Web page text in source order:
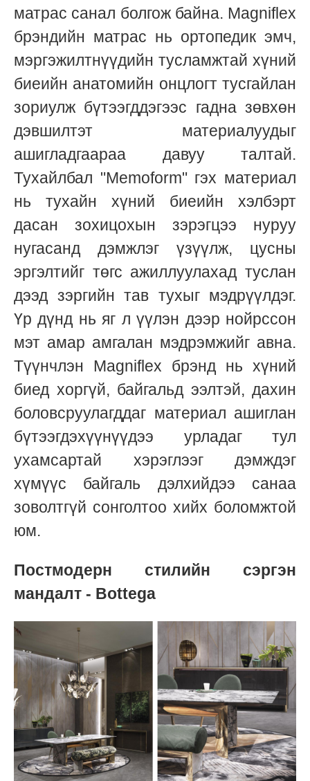
матрас санал болгож байна. Magniflex
брэндийн матрас нь ортопедик эмч,
мэргэжилтнүүдийн тусламжтай хүний
биеийн анатомийн онцлогт тусгайлан
зориулж бүтээгддэгээс гадна зөвхөн
дэвшилтэт материалуудыг
ашигладгаараа давуу талтай.
Тухайлбал "Memoform" гэх материал
нь тухайн хүний биеийн хэлбэрт
дасан зохицохын зэрэгцээ нуруу
нугасанд дэмжлэг үзүүлж, цусны
эргэлтийг төгс ажиллуулахад туслан
дээд зэргийн тав тухыг мэдрүүлдэг.
Үр дүнд нь яг л үүлэн дээр нойрссон
мэт амар амгалан мэдрэмжийг авна.
Түүнчлэн Magniflex брэнд нь хүний
биед хоргүй, байгальд ээлтэй, дахин
боловсруулагддаг материал ашиглан
бүтээгдэхүүнүүдээ урладаг тул
ухамсартай хэрэглээг дэмждэг
хүмүүс байгаль дэлхийдээ санаа
зоволтгүй сонголтоо хийх боломжтой
юм.
Постмодерн стилийн сэргэн
мандалт - Bottega